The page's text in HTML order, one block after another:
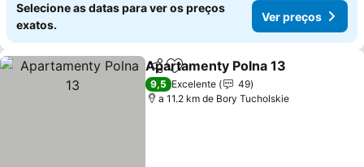
Selecione as datas para ver os preços
exatos.
Ver preços
PartilharAdicionar aos favoritos
Apartamenty Polna 13
9,5 Excelente
49
a 11.2 km de Bory Tucholskie